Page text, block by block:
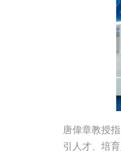
唐偉章教授
引人才、培